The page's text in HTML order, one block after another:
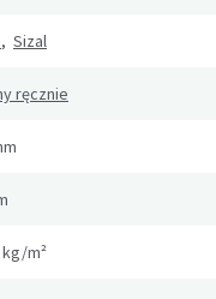
, Sizal
ręcznie
kg/m²